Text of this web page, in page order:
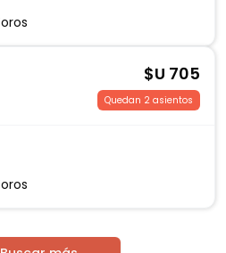
$U 705
Quedan 2 asientos